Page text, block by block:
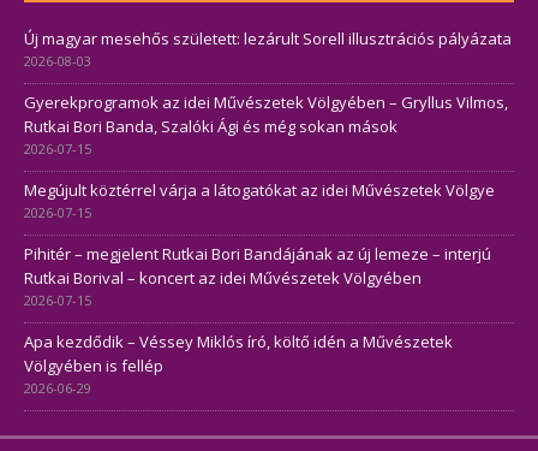
Új magyar mesehős született: lezárult Sorell illusztrációs pályázata
2026-08-03
Gyerekprogramok az idei Művészetek Völgyében – Gryllus Vilmos,
Rutkai Bori Banda, Szalóki Ági és még sokan mások
2026-07-15
Megújult köztérrel várja a látogatókat az idei Művészetek Völgye
2026-07-15
Pihitér – megjelent Rutkai Bori Bandájának az új lemeze – interjú
Rutkai Borival – koncert az idei Művészetek Völgyében
2026-07-15
Apa kezdődik – Véssey Miklós író, költő idén a Művészetek
Völgyében is fellép
2026-06-29